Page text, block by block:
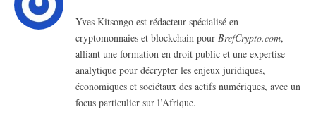
Yves Kitsongo est rédacteur spécialisé en
cryptomonnaies et blockchain pour BrefCrypto.com,
alliant une formation en droit public et une expertise
analytique pour décrypter les enjeux juridiques,
économiques et sociétaux des actifs numériques, avec un
focus particulier sur l’Afrique.